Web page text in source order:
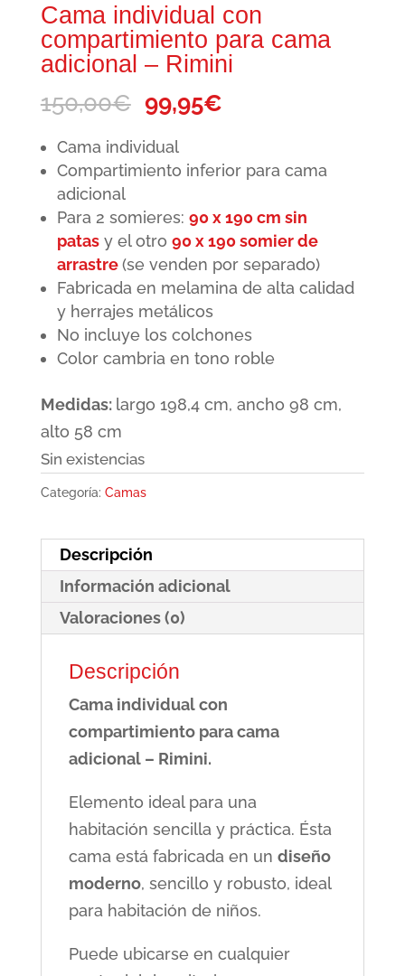
Cama individual con
compartimiento para cama
adicional – Rimini
150,00€ El
original
era:
150,00€.
99,95€El
es:
99,95€.
Cama individual
Compartimiento inferior para cama
adicional
Para 2 somieres: 90 x 190 cm sin
patasy el otro 90 x 190 somier de
arrastre(se venden por separado)
Fabricada en melamina de alta calidad
y herrajes metálicos
No incluye los colchones
Color cambria en tono roble
Medidas: largo 198,4 cm, ancho 98 cm,
alto 58 cm
Sin existencias
Categoría: Camas
Descripción
Información adicional
Valoraciones (0)
Descripción
Cama individual con
compartimiento para cama
adicional – Rimini.
Elemento ideal para una
habitación sencilla y práctica. Ésta
cama está fabricada en un diseño
moderno, sencillo y robusto, ideal
para habitación de niños.
Puede ubicarse en cualquier